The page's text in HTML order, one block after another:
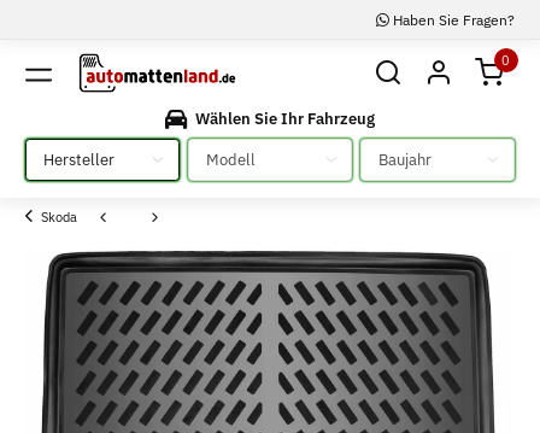
Haben Sie Fragen?
0
Wählen Sie Ihr Fahrzeug
Bitte auswählen
Bitte auswählen Bitte auswählen
Skoda